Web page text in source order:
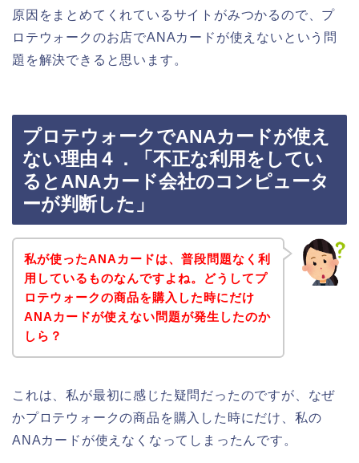
原因をまとめてくれているサイトがみつかるので、プ
ロテウォークのお店でANAカードが使えないという問
題を解決できると思います。
プロテウォークでANAカードが使え
ない理由４．「不正な利用をしてい
るとANAカード会社のコンピュータ
ーが判断した」
私が使ったANAカードは、普段問題なく利
用しているものなんですよね。どうしてプ
ロテウォークの商品を購入した時にだけ
ANAカードが使えない問題が発生したのか
しら？
これは、私が最初に感じた疑問だったのですが、なぜ
かプロテウォークの商品を購入した時にだけ、私の
ANAカードが使えなくなってしまったんです。